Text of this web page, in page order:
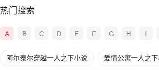
热门搜索
A B C D E F G H I
阿尔泰尔穿越一人之下小说 爱情公寓一人之